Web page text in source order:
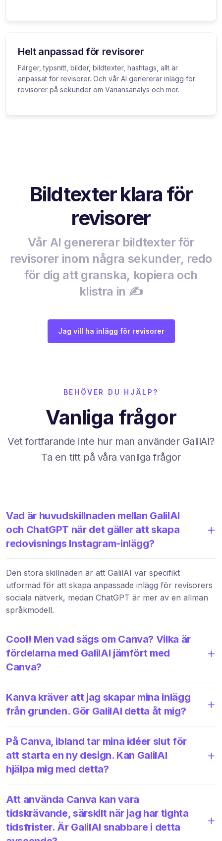
Helt anpassad för revisorer
Färger, typsnitt, bilder, bildtexter, hashtags, allt är
anpassat för revisorer. Och vår AI genererar inlägg för
revisorer på sekunder om Variansanalys och mer.
Bildtexter klara för
revisorer
Vår AI genererar bildtexter för
revisorer inom några sekunder, redo
för dig att granska, kopiera och
klistra in ✍️
Jag vill ha inlägg för revisorer
BEHÖVER DU HJÄLP?
Vanliga frågor
Vet fortfarande inte hur man använder GalilAI?
Ta en titt på våra vanliga frågor
Vad är huvudskillnaden mellan GalilAI
och ChatGPT när det gäller att skapa
redovisnings Instagram-inlägg?
Den stora skillnaden är att GalilAI var specifikt
utformad för att skapa anpassade inlägg för revisorers
sociala nätverk, medan ChatGPT är mer av en allmän
språkmodell.
Cool! Men vad sägs om Canva? Vilka är
fördelarna med GalilAI jämfört med
Canva?
Kanva kräver att jag skapar mina inlägg
från grunden. Gör GalilAI detta åt mig?
På Canva, ibland tar mina idéer slut för
att starta en ny design. Kan GalilAI
hjälpa mig med detta?
Att använda Canva kan vara
tidskrävande, särskilt när jag har tighta
tidsfrister. Är GalilAI snabbare i detta